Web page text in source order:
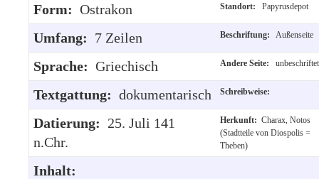
Form: Ostrakon Standort: Papyrusdepot
Umfang: 7 Zeilen Beschriftung: Außenseite
Sprache: Griechisch Andere Seite: unbeschriftet
Textgattung: dokumentarisch Schreibweise:
Datierung: 25. Juli 141
n.Chr.
Herkunft: Charax, Notos
(Stadtteile von Diospolis =
Theben)
Inhalt: